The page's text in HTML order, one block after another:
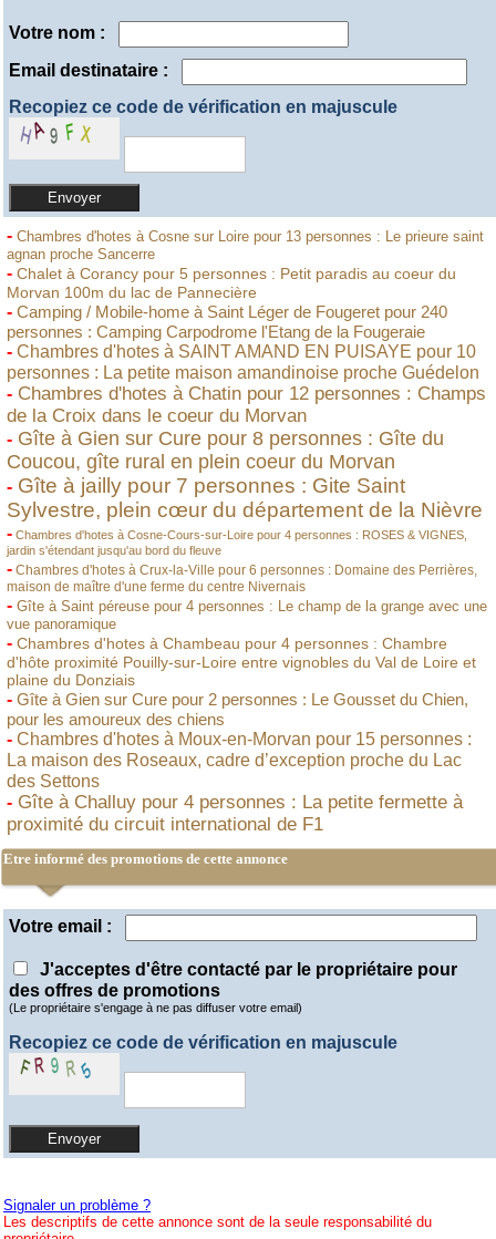
Votre nom :
Email destinataire :
Recopiez ce code de vérification en majuscule
- Chambres d'hotes à Cosne sur Loire pour 13 personnes : Le prieure saint
agnan proche Sancerre
- Chalet à Corancy pour 5 personnes : Petit paradis au coeur du
Morvan 100m du lac de Pannecière
- Camping / Mobile-home à Saint Léger de Fougeret pour 240
personnes : Camping Carpodrome l'Etang de la Fougeraie
- Chambres d'hotes à SAINT AMAND EN PUISAYE pour 10
personnes : La petite maison amandinoise proche Guédelon
- Chambres d'hotes à Chatin pour 12 personnes : Champs
de la Croix dans le coeur du Morvan
- Gîte à Gien sur Cure pour 8 personnes : Gîte du
Coucou, gîte rural en plein coeur du Morvan
- Gîte à jailly pour 7 personnes : Gite Saint
Sylvestre, plein cœur du département de la Nièvre
- Chambres d'hotes à Cosne-Cours-sur-Loire pour 4 personnes : ROSES & VIGNES,
jardin s'étendant jusqu'au bord du fleuve
- Chambres d'hotes à Crux-la-Ville pour 6 personnes : Domaine des Perrières,
maison de maître d'une ferme du centre Nivernais
- Gîte à Saint péreuse pour 4 personnes : Le champ de la grange avec une
vue panoramique
- Chambres d'hotes à Chambeau pour 4 personnes : Chambre
d'hôte proximité Pouilly-sur-Loire entre vignobles du Val de Loire et
plaine du Donziais
- Gîte à Gien sur Cure pour 2 personnes : Le Gousset du Chien,
pour les amoureux des chiens
- Chambres d'hotes à Moux-en-Morvan pour 15 personnes :
La maison des Roseaux, cadre d’exception proche du Lac
des Settons
- Gîte à Challuy pour 4 personnes : La petite fermette à
proximité du circuit international de F1
Etre informé des promotions de cette annonce
Votre email :
J'acceptes d'être contacté par le propriétaire pour
des offres de promotions
(Le propriétaire s'engage à ne pas diffuser votre email)
Recopiez ce code de vérification en majuscule
Signaler un problème ?
Les descriptifs de cette annonce sont de la seule responsabilité du